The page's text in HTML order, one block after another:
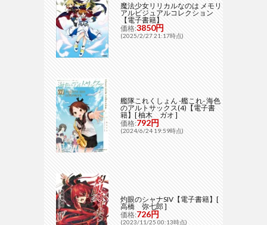
魔法少女リリカルなのは メモリ
アルビジュアルコレクション
【電子書籍】
価格:3850円
(2025/2/27 21:17時点)
艦隊これくしょん -艦これ- 海色
のアルトサックス(4)【電子書
籍】[ 柚木 ガオ ]
価格:792円
(2024/6/24 19:59時点)
灼眼のシャナSIV【電子書籍】[
高橋 弥七郎 ]
価格:726円
(2023/11/25 00:13時点)